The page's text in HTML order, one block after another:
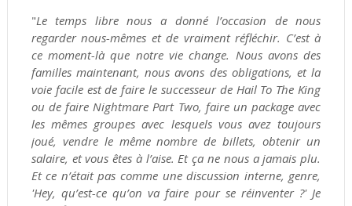
"Le temps libre nous a donné l’occasion de nous
regarder nous-mêmes et de vraiment réfléchir. C’est à
ce moment-là que notre vie change. Nous avons des
familles maintenant, nous avons des obligations, et la
voie facile est de faire le successeur de Hail To The King
ou de faire Nightmare Part Two, faire un package avec
les mêmes groupes avec lesquels vous avez toujours
joué, vendre le même nombre de billets, obtenir un
salaire, et vous êtes à l’aise. Et ça ne nous a jamais plu.
Et ce n’était pas comme une discussion interne, genre,
'Hey, qu’est-ce qu’on va faire pour se réinventer ?' Je